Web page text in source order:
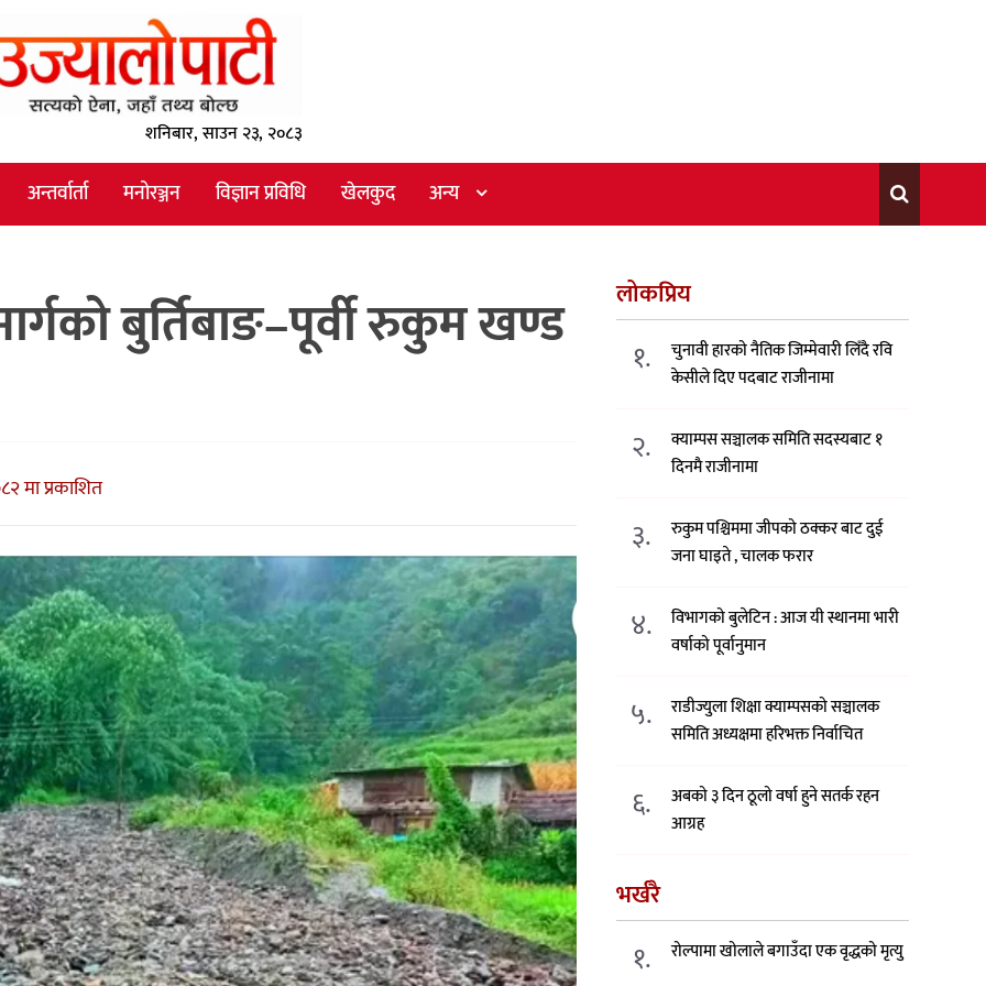
शनिबार, साउन २३, २०८३
अन्तर्वार्ता मनोरञ्जन विज्ञान प्रविधि खेलकुद अन्य
बुर्तिबाङ–पूर्वी रुकुम खण्ड
मा प्रकाशित
लोकप्रिय
१.
चुनावी हारको नैतिक जिम्मेवारी लिँदै रवि
केसीले दिए पदबाट राजीनामा
२.
क्याम्पस सञ्चालक समिति सदस्यबाट १
दिनमै राजीनामा
३.
रुकुम पश्चिममा जीपको ठक्कर बाट दुई
जना घाइते , चालक फरार
४.
विभागको बुलेटिन : आज यी स्थानमा भारी
वर्षाको पूर्वानुमान
५.
राडीज्युला शिक्षा क्याम्पसको सञ्चालक
समिति अध्यक्षमा हरिभक्त निर्वाचित
६.
अबको ३ दिन ठूलो वर्षा हुने सतर्क रहन
आग्रह
भर्खरै
१. रोल्पामा खोलाले बगाउँदा एक वृद्धको मृत्यु